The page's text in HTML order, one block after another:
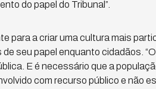
do papel do Tribunal”.
para a criar uma cultura mais
seu papel enquanto cidadãos.
E é necessário que a
com recurso público e não